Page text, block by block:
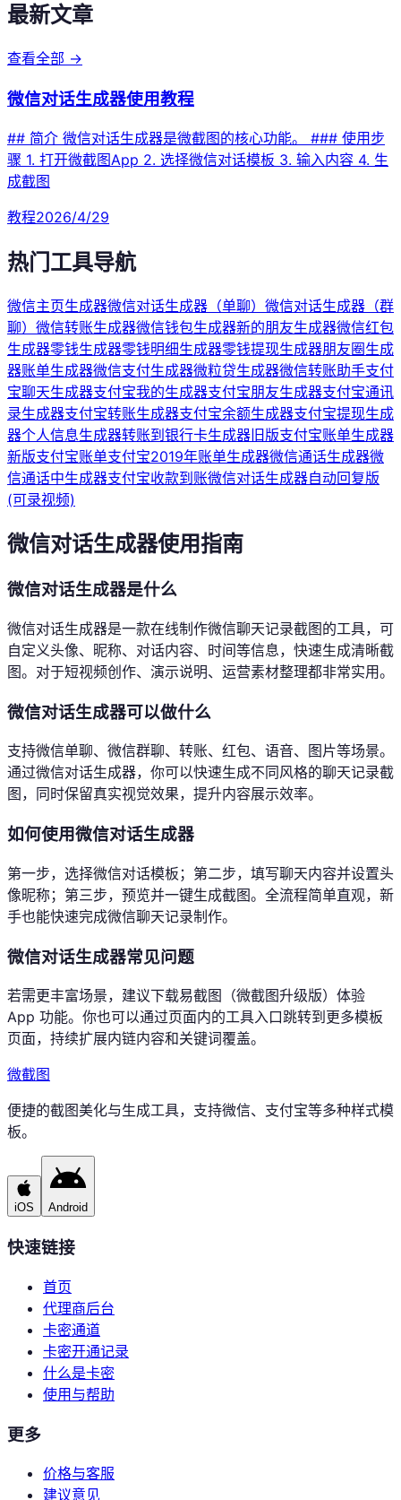
最新文章
查看全部 →
微信对话生成器使用教程
## 简介 微信对话生成器是微截图的核心功能。 ### 使用步
骤 1. 打开微截图App 2. 选择微信对话模板 3. 输入内容 4. 生
成截图
教程2026/4/29
热门工具导航
微信主页生成器微信对话生成器（单聊） 微信对话生成器（群
聊） 微信转账生成器微信钱包生成器新的朋友生成器微信红包
生成器零钱生成器零钱明细生成器零钱提现生成器朋友圈生成
器账单生成器微信支付生成器微粒贷生成器微信转账助手支付
宝聊天生成器支付宝我的生成器支付宝朋友生成器支付宝通讯
录生成器支付宝转账生成器支付宝余额生成器支付宝提现生成
器个人信息生成器转账到银行卡生成器旧版支付宝账单生成器
新版支付宝账单支付宝2019年账单生成器微信通话生成器微
信通话中生成器支付宝收款到账微信对话生成器自动回复版
(可录视频)
微信对话生成器使用指南
微信对话生成器是什么
微信对话生成器是一款在线制作微信聊天记录截图的工具，可
自定义头像、昵称、对话内容、时间等信息，快速生成清晰截
图。对于短视频创作、演示说明、运营素材整理都非常实用。
微信对话生成器可以做什么
支持微信单聊、微信群聊、转账、红包、语音、图片等场景。
通过微信对话生成器，你可以快速生成不同风格的聊天记录截
图，同时保留真实视觉效果，提升内容展示效率。
如何使用微信对话生成器
第一步，选择微信对话模板；第二步，填写聊天内容并设置头
像昵称；第三步，预览并一键生成截图。全流程简单直观，新
手也能快速完成微信聊天记录制作。
微信对话生成器常见问题
若需更丰富场景，建议下载易截图（微截图升级版）体验
App 功能。你也可以通过页面内的工具入口跳转到更多模板
页面，持续扩展内链内容和关键词覆盖。
微截图
便捷的截图美化与生成工具，支持微信、支付宝等多种样式模
板。
iOS Android
快速链接
首页
代理商后台
卡密通道
卡密开通记录
什么是卡密
使用与帮助
更多
价格与客服
建议意见